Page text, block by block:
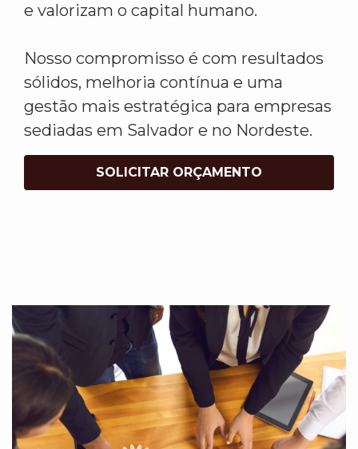
e valorizam o capital humano.
Nosso compromisso é com resultados
sólidos, melhoria contínua e uma
gestão mais estratégica para empresas
sediadas em Salvador e no Nordeste.
SOLICITAR ORÇAMENTO